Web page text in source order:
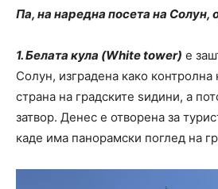
Па, на наредна посета на Солун,
1. Белата кула (White tower) е
Солун, изградена како контролна
страна на градските ѕидини, а
затвор. Денес е отворена за
каде има панорамски поглед на